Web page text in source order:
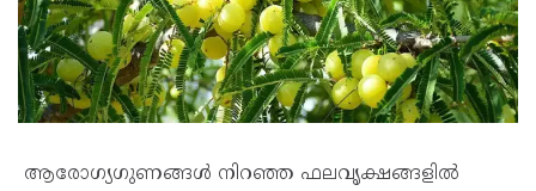
ആരോഗ്യഗുണങ്ങൾ നിറഞ്ഞ ഫലവൃക്ഷങ്ങളിൽ